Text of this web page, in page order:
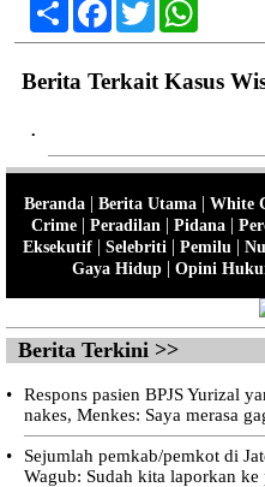
Berita Terkait Kasus
•
Beranda| Berita Utama| White
Crime | Peradilan | Pidana |
Eksekutif| Selebriti | Pemilu |
Gaya Hidup | Opini
Berita Terkini >>
•
Respons pasien BPJS Yurizal
nakes, Menkes: Saya merasa
•
Sejumlah pemkab/pemkot di
Wagub: Sudah kita laporkan ke